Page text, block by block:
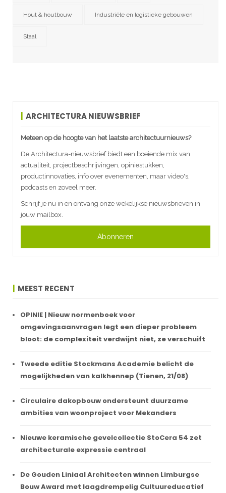
Hout & houtbouw Industriële en logistieke gebouwen
Staal
ARCHITECTURA NIEUWSBRIEF
Meteen op de hoogte van het laatste architectuurnieuws?
De Architectura-nieuwsbrief biedt een boeiende mix van
actualiteit, projectbeschrijvingen, opiniestukken,
productinnovaties, info over evenementen, maar video's,
podcasts en zoveel meer.
Schrijf je nu in en ontvang onze wekelijkse nieuwsbrieven in
jouw mailbox.
Abonneren
MEEST RECENT
OPINIE | Nieuw normenboek voor
omgevingsaanvragen legt een dieper probleem
bloot: de complexiteit verdwijnt niet, ze verschuift
Tweede editie Stockmans Academie belicht de
mogelijkheden van kalkhennep (Tienen, 21/08)
Circulaire dakopbouw ondersteunt duurzame
ambities van woonproject voor Mekanders
Nieuwe keramische gevelcollectie StoCera 54 zet
architecturale expressie centraal
De Gouden Liniaal Architecten winnen Limburgse
Bouw Award met laagdrempelig Cultuureducatief